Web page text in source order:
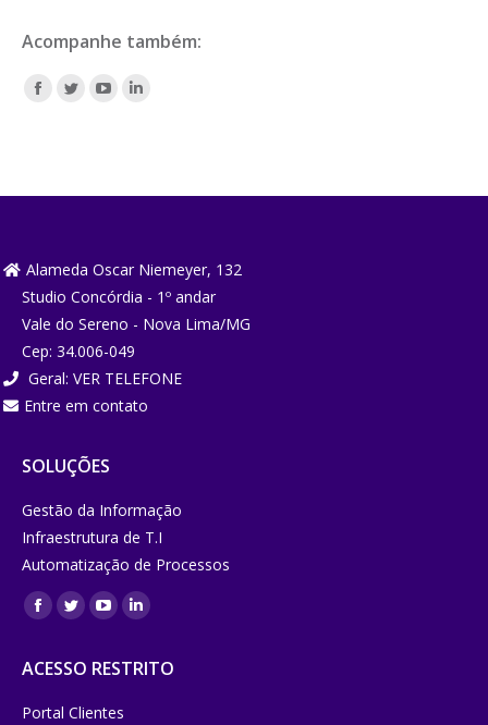
Acompanhe também:
Encontre-nos em:
Facebook
TwitterYouTubeLinkedin
Alameda Oscar Niemeyer, 132
Studio Concórdia - 1º andar
Vale do Sereno - Nova Lima/MG
Cep: 34.006-049
Geral: VER TELEFONE
Entre em contato
SOLUÇÕES
Gestão da Informação
Infraestrutura de T.I
Automatização de Processos
Encontre-
Facebook
opens
Twitter
opens
in
YouTube
opens
Linkedin
opens
ACESSO RESTRITO
Portal Clientes